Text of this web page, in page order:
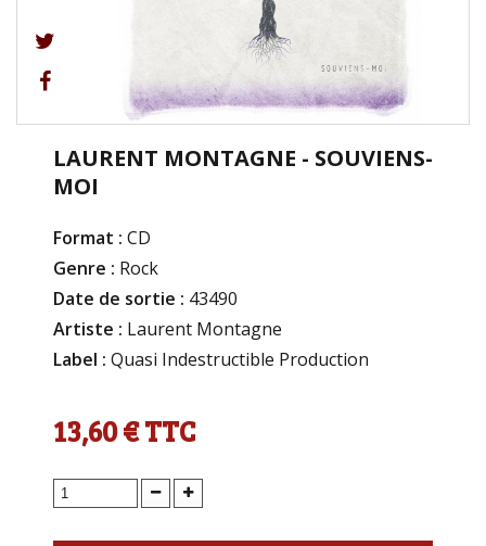
LAURENT MONTAGNE - SOUVIENS-
MOI
Format : CD
Genre : Rock
Date de sortie : 43490
Artiste : Laurent Montagne
Label : Quasi Indestructible Production
13,60 €TTC